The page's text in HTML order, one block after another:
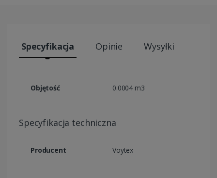
Specyfikacja Opinie Wysyłki
Objętość 0.0004 m3
Specyfikacja techniczna
Producent Voytex